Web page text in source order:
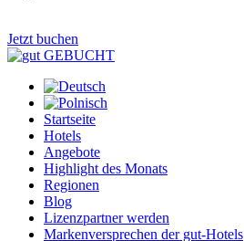
Jetzt buchen
Startseite
Hotels
Angebote
Highlight des Monats
Regionen
Blog
Lizenzpartner werden
Markenversprechen der gut-Hotels